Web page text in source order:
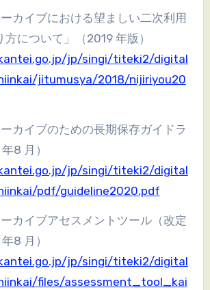
カイブにおける望ましい二次利用
について」（2019 年版）
jp/singi/titeki2/digital
jitumusya/2018/nijiriyou20
カイブのための長期保存ガイドラ
8 月）
jp/singi/titeki2/digital
pdf/guideline2020.pdf
カイブアセスメントツール（改定
8 月）
jp/singi/titeki2/digital
files/assessment_tool_kai